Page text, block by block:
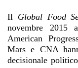
Il Global Food
novembre 2015
American
Mars e CNA
decisionale